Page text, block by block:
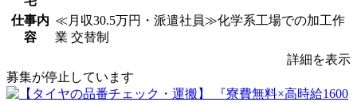
仕事内
容
≪月収30.5万円・派遣社員≫化学系工場での加工作
業 交替制
詳細を表示
募集が停止しています